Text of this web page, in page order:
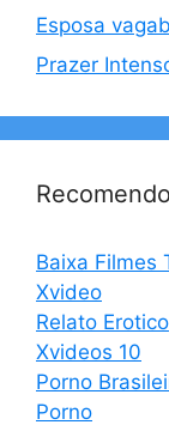
Esposa
Prazer
Recomendo
Baixa Filmes
Xvideo
Relato Erotico
Xvideos 10
Porno
Porno